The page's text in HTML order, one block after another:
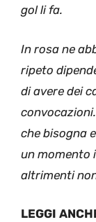
gol li fa.
In rosa ne
ripeto
di avere dei
convocazioni.
che bisogna
un momento
altrimenti
LEGGI